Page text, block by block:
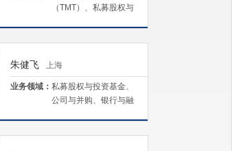
（TMT）、私募股权与
朱健飞 上海
业务领域： 私募股权与投资基金、
公司与并购、银行与融